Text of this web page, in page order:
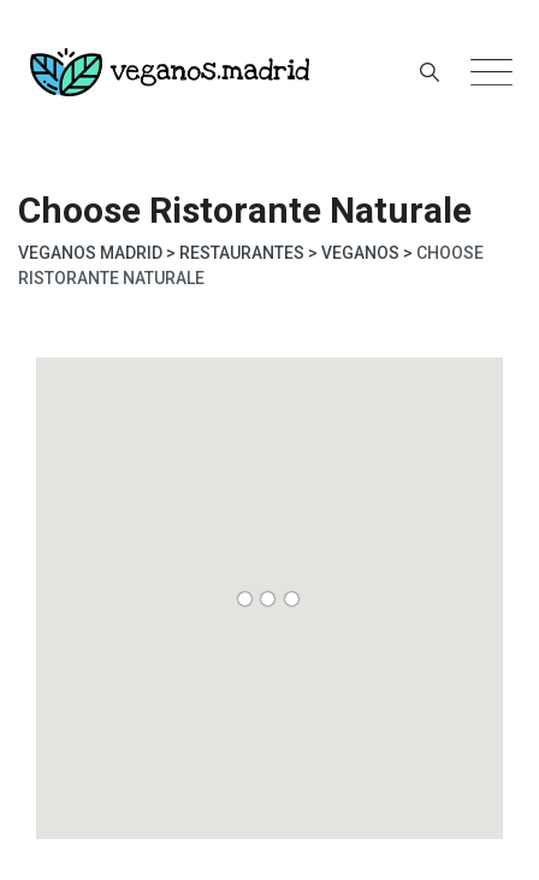
content
Choose Ristorante Naturale
VEGANOS MADRID > RESTAURANTES > VEGANOS > CHOOSE
RISTORANTE NATURALE